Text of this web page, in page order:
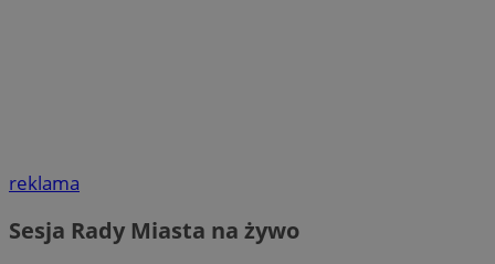
reklama
Sesja Rady Miasta na żywo